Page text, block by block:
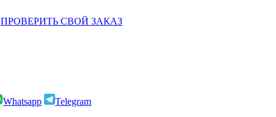
ПРОВЕРИТЬ СВОЙ ЗАКАЗ
Whatsapp Telegram